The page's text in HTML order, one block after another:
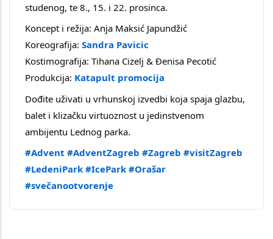
studenog, te 8., 15. i 22. prosinca.
Koncept i režija: Anja Maksić Japundžić
Koreografija: Sandra Pavicic
Kostimografija: Tihana Cizelj & Đenisa Pecotić
Produkcija: Katapult promocija
Dođite uživati u vrhunskoj izvedbi koja spaja glazbu,
balet i klizačku virtuoznost u jedinstvenom
ambijentu Lednog parka.
#Advent #AdventZagreb #Zagreb #visitZagreb
#LedeniPark #IcePark #Orašar
#svečanootvorenje